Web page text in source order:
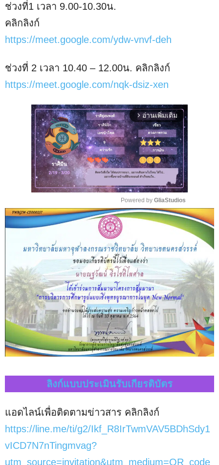
ช่วงที่1 เวลา 9.00-10.30น.
คลิกลิงก์
https://meet.google.com/ydw-vnvf-deh
ช่วงที่ 2 เวลา 10.40 – 12.00น. คลิกลิงก์
https://meet.google.com/nqk-dsiz-xen
arrow_forward_ios อ่านเพิ่มเติม
M
e
Powered by GliaStudios
ลิงก์แบบประเมินรับเกียรติบัตร
แอดไลน์เพื่อติดตามข่าวสาร คลิกลิงก์
https://line.me/ti/g2/Ikf_R8IrTwmVAV5BDhSdy1
vICD7N7nTingmvag?
utm_source=invitation&utm_medium=QR_code